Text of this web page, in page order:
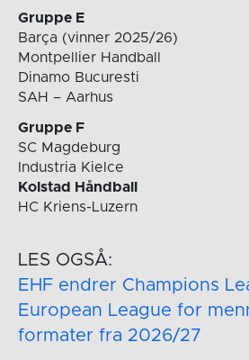
Gruppe E
Barça (vinner 2025/26)
Montpellier Handball
Dinamo Bucuresti
SAH – Aarhus
Gruppe F
SC Magdeburg
Industria Kielce
Kolstad Håndball
HC Kriens-Luzern
LES OGSÅ:
EHF endrer Champions
European League for
formater fra 2026/27